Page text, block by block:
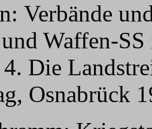
Verbände
Waffen-
Die
Osnabrück